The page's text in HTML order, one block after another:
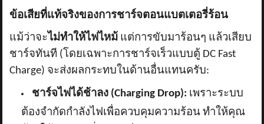
ข้อเสียที่แท้จริงของการชาร์จตอนแบตเตอรี่ร้อน
แม้ว่าจะ ไม่ทำให้ไฟไหม้ แต่การขับมาร้อนๆ แล้วเสียบ
ชาร์จทันที (โดยเฉพาะการชาร์จเร็วแบบตู้ DC Fast
Charge) จะส่งผลกระทบในด้านอื่นแทนครับ:
ชาร์จไฟได้ช้าลง (Charging Drop): เพราะระบบ
ต้องจำกัดกำลังไฟเพื่อควบคุมความร้อน ทำให้คุณ